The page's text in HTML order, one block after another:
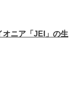
オニア「JEI」の生